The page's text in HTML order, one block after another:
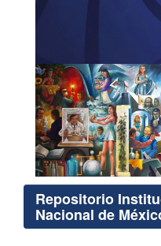
Repositorio
Nacional de